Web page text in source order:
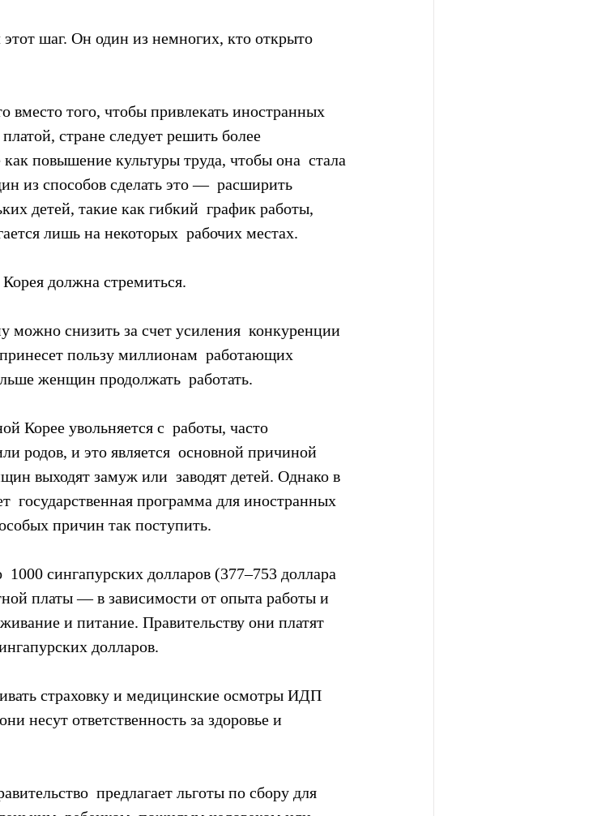
шаг. Он один из немногих, кто открыто
вместо того, чтобы привлекать иностранных
стране следует решить более
повышение культуры труда, чтобы она  стала
из способов сделать это —  расширить
детей, такие как гибкий  график работы,
лишь на некоторых  рабочих местах.
должна стремиться.
снизить за счет усиления  конкуренции
пользу миллионам  работающих
женщин продолжать  работать.
Корее увольняется с  работы, часто
родов, и это является  основной причиной
выходят замуж или  заводят детей. Однако в
государственная программа для иностранных
причин так поступить.
сингапурских долларов (377–753 доллара
платы — в зависимости от опыта работы и
и питание. Правительству они платят
долларов.
страховку и медицинские осмотры ИДП
несут ответственность за здоровье и
предлагает льготы по сбору для